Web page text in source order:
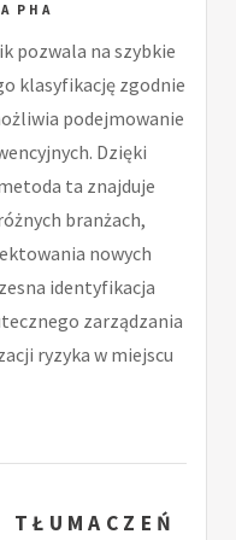
PHA
pozwala na szybkie
klasyfikację zgodnie
podejmowanie
Dzięki
ta znajduje
branżach,
nowych
identyfikacja
zarządzania
ryzyka w miejscu